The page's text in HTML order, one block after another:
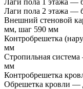
Лаги пола 2 этажа —
Внешний стеновой
мм, шаг 590 мм
Контробрешетка
мм
Стропильная
мм
Контробрешетка
Обрешетка кровли —